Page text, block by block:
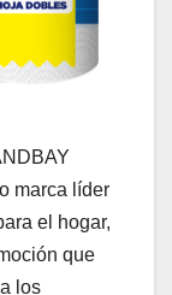
marca líder
el hogar,
que
los